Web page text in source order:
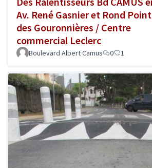
Av. René Gasnier et Rond
des Gouronnières / Centre
commercial Leclerc
Boulevard Albert Camus 0 1